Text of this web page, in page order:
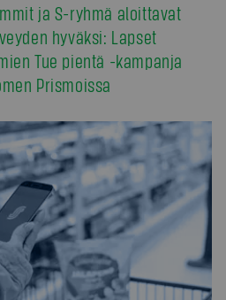
ja S-ryhmä aloittavat
hyväksi: Lapset
Tue pientä -kampanja
Prismoissa